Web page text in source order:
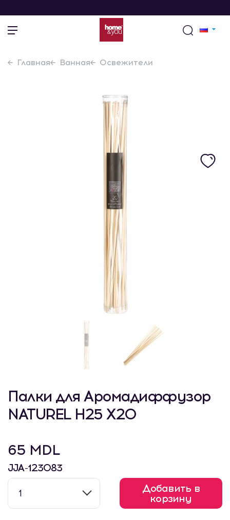
Главная Ванная Освежители
Палки для Аромадиффузор
NATUREL H25 X20
65 MDL
JJA-123083
1
Добавить в
корзину